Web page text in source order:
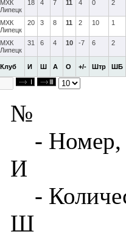
Клуб И Ш А О +/- Штр ШБ
МХК
Липецк
18 4 7 11 4 0 2
МХК
Липецк
20 3 8 11 2 10 1
МХК
Липецк
31 6 4 10 -7 6 2
№
- Номер,
И
-
Ш